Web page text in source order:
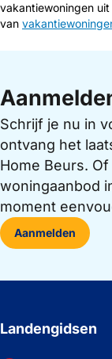
vakantiewoningen
van
Schrijf je nu in
ontvang het
Home Beurs.
woningaanbod
moment
Aanmelden
Landengidsen